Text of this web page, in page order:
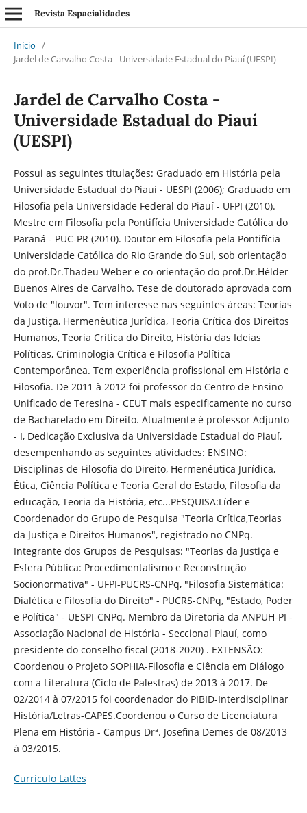
Revista Espacialidades
Início /
Jardel de Carvalho Costa - Universidade Estadual do Piauí (UESPI)
Jardel de Carvalho Costa -
Universidade Estadual do Piauí
(UESPI)
Possui as seguintes titulações: Graduado em História pela
Universidade Estadual do Piauí - UESPI (2006); Graduado em
Filosofia pela Universidade Federal do Piauí - UFPI (2010).
Mestre em Filosofia pela Pontifícia Universidade Católica do
Paraná - PUC-PR (2010). Doutor em Filosofia pela Pontifícia
Universidade Católica do Rio Grande do Sul, sob orientação
do prof.Dr.Thadeu Weber e co-orientação do prof.Dr.Hélder
Buenos Aires de Carvalho. Tese de doutorado aprovada com
Voto de "louvor". Tem interesse nas seguintes áreas: Teorias
da Justiça, Hermenêutica Jurídica, Teoria Crítica dos Direitos
Humanos, Teoria Crítica do Direito, História das Ideias
Políticas, Criminologia Crítica e Filosofia Política
Contemporânea. Tem experiência profissional em História e
Filosofia. De 2011 à 2012 foi professor do Centro de Ensino
Unificado de Teresina - CEUT mais especificamente no curso
de Bacharelado em Direito. Atualmente é professor Adjunto
- I, Dedicação Exclusiva da Universidade Estadual do Piauí,
desempenhando as seguintes atividades: ENSINO:
Disciplinas de Filosofia do Direito, Hermenêutica Jurídica,
Ética, Ciência Política e Teoria Geral do Estado, Filosofia da
educação, Teoria da História, etc...PESQUISA:Líder e
Coordenador do Grupo de Pesquisa "Teoria Crítica,Teorias
da Justiça e Direitos Humanos", registrado no CNPq.
Integrante dos Grupos de Pesquisas: "Teorias da Justiça e
Esfera Pública: Procedimentalismo e Reconstrução
Socionormativa" - UFPI-PUCRS-CNPq, "Filosofia Sistemática:
Dialética e Filosofia do Direito" - PUCRS-CNPq, "Estado, Poder
e Política" - UESPI-CNPq. Membro da Diretoria da ANPUH-PI -
Associação Nacional de História - Seccional Piauí, como
presidente do conselho fiscal (2018-2020) . EXTENSÃO:
Coordenou o Projeto SOPHIA-Filosofia e Ciência em Diálogo
com a Literatura (Ciclo de Palestras) de 2013 à 2017. De
02/2014 à 07/2015 foi coordenador do PIBID-Interdisciplinar
História/Letras-CAPES.Coordenou o Curso de Licenciatura
Plena em História - Campus Drª. Josefina Demes de 08/2013
à 03/2015.
Currículo Lattes